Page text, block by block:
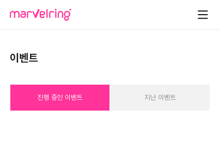
이벤트
진행 중인 이벤트 지난 이벤트